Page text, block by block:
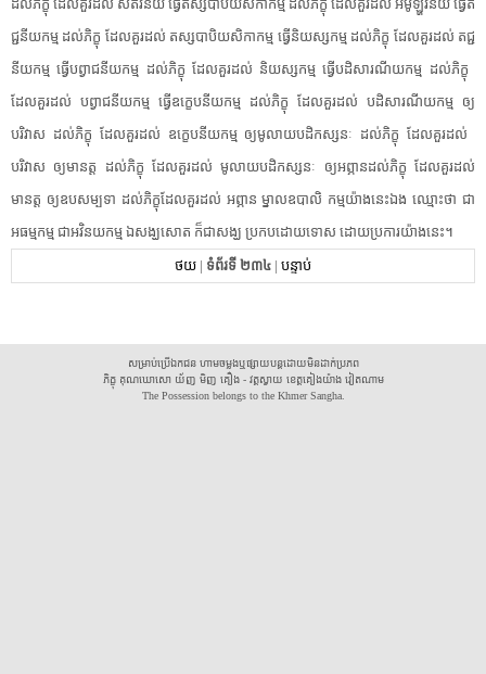
ដល់​ភិក្ខុ​ ​ដែល​គួរ​ដល់​ ​សតិវិន័យ​ ​ធ្វើ​តស្ស​បា​បិយ​សិកា​កម្ម​ ​ដល់​ភិក្ខុ​ ​ដែល​គួរ​ដល់​ ​អ​មូឡ្ហ​វិន័យ​ ​ធ្វើ​ត​
ជ្ជ​នី​យក​ម្ម​ ​ដល់​ភិក្ខុ​ ​ដែល​គួរ​ដល់​ ​តស្ស​បា​បិយ​សិកា​កម្ម​ ​ធ្វើ​និ​យស្ស​កម្ម​ ​ដល់​ភិក្ខុ​ ​ដែល​គួរ​ដល់​ ​ត​ជ្ជ​
នី​យក​ម្ម​ ​ធ្វើ​បព្វាជនីយ​កម្ម​ ​ដល់​ភិក្ខុ​ ​ដែល​គួរ​ដល់​ ​និ​យស្ស​កម្ម​ ​ធ្វើ​បដិ​សារ​ណី​យក​ម្ម​ ​ដល់​ភិក្ខុ​ ​
ដែល​គួរ​ដល់​ ​បព្វាជនីយ​កម្ម​ ​ធ្វើ​ឧក្ខេ​បនី​យក​ម្ម​ ​ដល់​ភិក្ខុ​ ​ដែល​គួរ​ដល់​ ​បដិ​សារ​ណី​យក​ម្ម​ ​ឲ្យ​
បរិវាស​ ​ដល់​ភិក្ខុ​ ​ដែល​គួរ​ដល់​ ​ឧក្ខេ​បនី​យក​ម្ម​ ​ឲ្យ​មូលា​យ​បដិ​កស្ស​នៈ​ ​ដល់​ភិក្ខុ​ ​ដែល​គួរ​ដល់​ ​
បរិវាស​ ​ឲ្យ​មានត្ត​ ​ដល់​ភិក្ខុ​ ​ដែល​គួរ​ដល់​ ​មូលា​យ​បដិ​កស្ស​នៈ​ ​ឲ្យ​អព្ភាន​ដល់​ភិក្ខុ​ ​ដែល​គួរ​ដល់​
មានត្ត​ ​ឲ្យ​ឧបសម្បទា​ ​ដល់​ភិក្ខុ​ដែល​គួរ​ដល់​ ​អព្ភាន​ ​ម្នាល​ឧបាលិ​ ​កម្ម​យ៉ាងនេះ​ឯង​ ​ឈ្មោះថា​ ​ជា​
អធម្មកម្ម​ ​ជា​អវិនយ​កម្ម​ ​ឯ​សង្ឃ​សោត​ ​ក៏​ជា​សង្ឃ​ ​ប្រកបដោយ​ទោស​ ​ដោយ​ប្រការ​យ៉ាងនេះ​។​
ថយ | ទំព័រទី ២៣៤ | បន្ទាប់
សម្រាប់ប្រើឯកជន ហាមចម្លងឬផ្សាយបន្តដោយមិនដាក់ប្រភព
ភិក្ខុ គុណឃោសោ យ័ញ មិញ គឿង - វត្តស្វាយ ខេត្តគៀងយ៉ាង វៀតណាម
The Possession belongs to the Khmer Sangha.